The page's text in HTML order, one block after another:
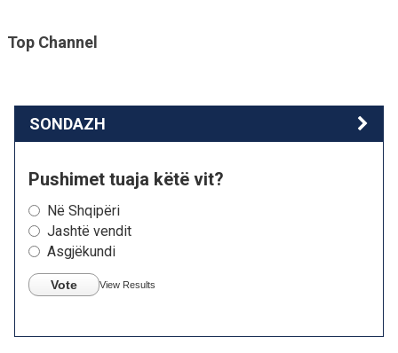
Top Channel
SONDAZH
Pushimet tuaja këtë vit?
Në Shqipëri
Jashtë vendit
Asgjëkundi
Vote View Results